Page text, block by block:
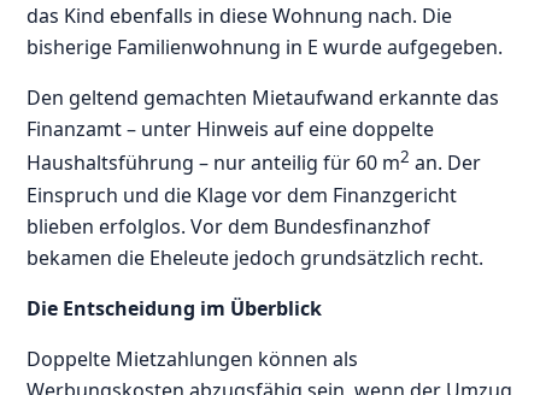
das Kind ebenfalls in diese Wohnung nach. Die
bisherige Familienwohnung in E wurde aufgegeben.
Den geltend gemachten Mietaufwand erkannte das
Finanzamt – unter Hinweis auf eine doppelte
Haushaltsführung – nur anteilig für 60 m2 an. Der
Einspruch und die Klage vor dem Finanzgericht
blieben erfolglos. Vor dem Bundesfinanzhof
bekamen die Eheleute jedoch grundsätzlich recht.
Die Entscheidung im Überblick
Doppelte Mietzahlungen können als
Werbungskosten abzugsfähig sein, wenn der Umzug